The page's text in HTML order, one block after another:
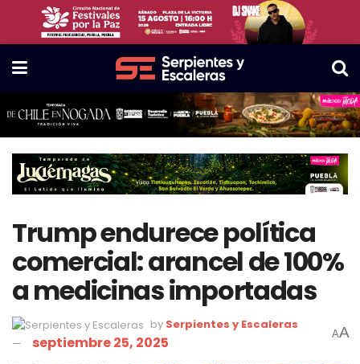
Trump endurece política
comercial: arancel de 100%
a medicinas importadas
by Serpientes y Escaleras
septiembre 25, 2025 AA